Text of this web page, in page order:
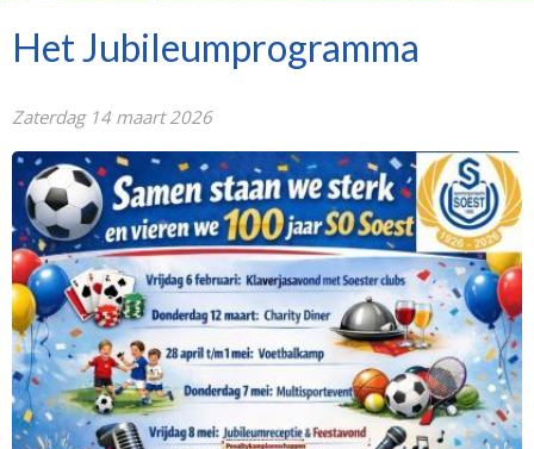
Het Jubileumprogramma
Zaterdag 14 maart 2026